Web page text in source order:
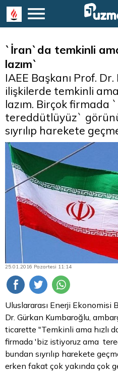
`İran`da temkinli
lazım`
IAEE Başkanı Prof.
ilişkilerde temkinli
lazım. Birçok firmada
tereddütlüyüz`
sıyrılıp harekete
25.01.2016 Pazartesi 11:14
Uluslararası Enerji Ekonomisi
Dr. Gürkan Kumbaroğlu,
ticarette "Temkinli ama hızlı
firmada 'biz istiyoruz ama
bundan sıyrılıp harekete
erken fakat çok yakında çok